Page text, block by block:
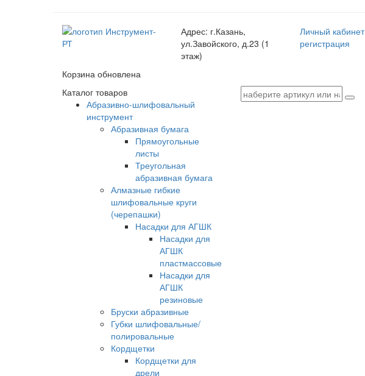
Адрес: г.Казань,
ул.Завойского, д.23 (1
этаж)
Личный кабинет
регистрация
Корзина обновлена
Каталог товаров
Абразивно-шлифовальный
инструмент
Абразивная бумага
Прямоугольные
листы
Треугольная
абразивная бумага
Алмазные гибкие
шлифовальные круги
(черепашки)
Насадки для АГШК
Насадки для
АГШК
пластмассовые
Насадки для
АГШК
резиновые
Бруски абразивные
Губки шлифовальные/
полировальные
Кордщетки
Кордщетки для
дрели